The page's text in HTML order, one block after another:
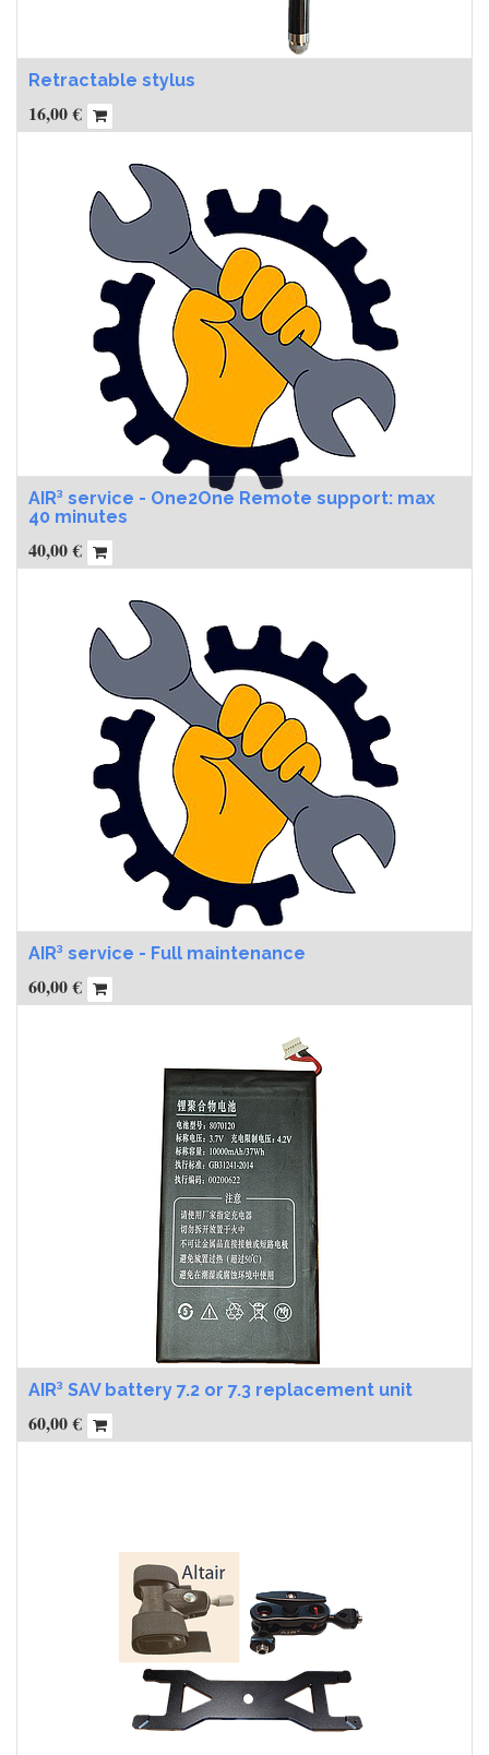
Retractable stylus
16,00€
AIR³ service - One2One Remote support: max
40 minutes
40,00€
AIR³ service - Full maintenance
60,00€
AIR³ SAV battery 7.2 or 7.3 replacement unit
60,00€